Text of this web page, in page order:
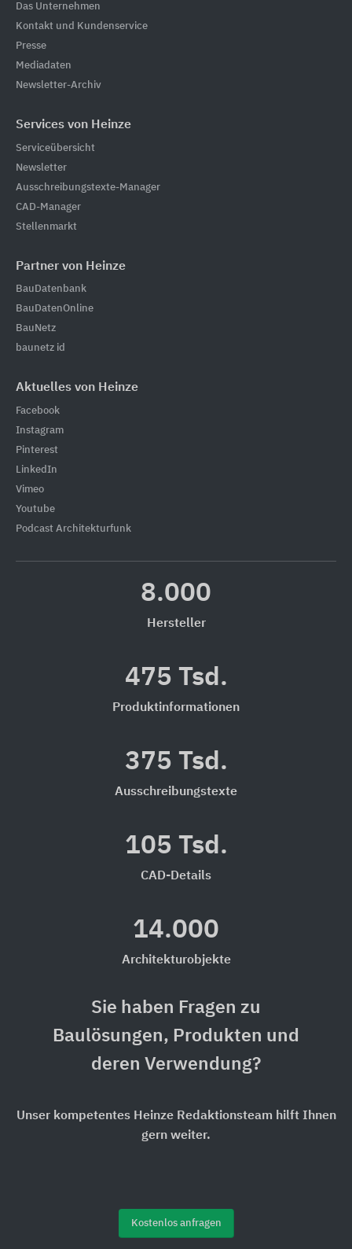
Das Unternehmen
Kontakt und Kundenservice
Presse
Mediadaten
Newsletter-Archiv
Services von Heinze
Serviceübersicht
Newsletter
Ausschreibungstexte-Manager
CAD-Manager
Stellenmarkt
Partner von Heinze
BauDatenbank
BauDatenOnline
BauNetz
baunetz id
Aktuelles von Heinze
Facebook
Instagram
Pinterest
LinkedIn
Vimeo
Youtube
Podcast Architekturfunk
8.000
Hersteller
475 Tsd.
Produktinformationen
375 Tsd.
Ausschreibungstexte
105 Tsd.
CAD-Details
14.000
Architekturobjekte
Sie haben Fragen zu
Baulösungen, Produkten und
deren Verwendung?
Unser kompetentes Heinze Redaktionsteam hilft Ihnen
gern weiter.
Kostenlos anfragen